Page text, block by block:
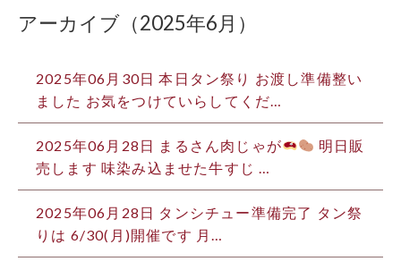
アーカイブ（2025年6月）
2025年06月30日 本日タン祭り お渡し準備整い
ました お気をつけていらしてくだ…
2025年06月28日 まるさん肉じゃが
明日販
売します 味染み込ませた牛すじ …
2025年06月28日 タンシチュー準備完了 タン祭
りは 6/30(月)開催です 月…